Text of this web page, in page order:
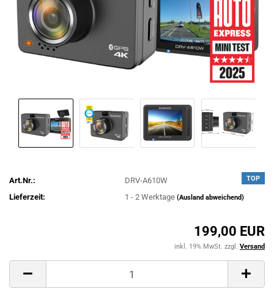
TOP
Art.Nr.:
DRV-A610W
Lieferzeit:
1 - 2 Werktage(Ausland abweichend)
199,00 EUR
inkl. 19% MwSt. zzgl. Versand